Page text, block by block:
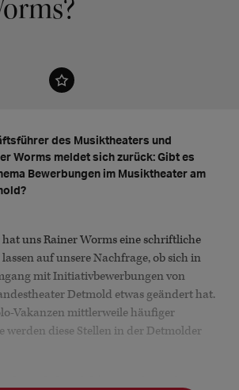
des Musiktheaters und
Worms meldet sich zurück: Gibt es
Bewerbungen im Musiktheater am
uns Rainer Worms eine schriftliche
auf unsere Nachfrage, ob sich in
mit Initiativbewerbungen von
Detmold etwas geändert hat.
Vakanzen mittlerweile häufiger
werden diese Stellen in der Detmolder